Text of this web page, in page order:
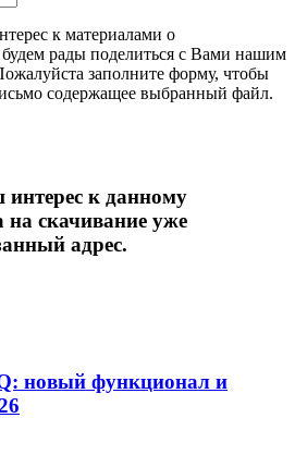
к материалами о
рады поделиться с Вами нашим
заполните форму, чтобы
содержащее выбранный файл.
к данному
скачивание уже
адрес.
новый функционал и